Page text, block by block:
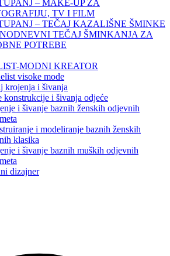
– MAKE-UP ZA
TV I FILM
– TEČAJ KAZALIŠNE ŠMINKE
TEČAJ ŠMINKANJA ZA
POTREBE
MODNI KREATOR
visoke mode
krojenja i šivanja
konstrukcije i šivanja odjeće
i šivanje baznih ženskih odjevnih
i modeliranje baznih ženskih
klasika
i šivanje baznih muških odjevnih
dizajner